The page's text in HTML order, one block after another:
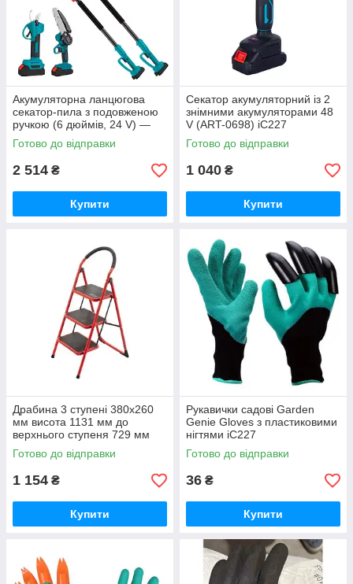
Акумуляторна ланцюгова
секатор-пила з подовженою
ручкою (6 дюймів, 24 V) —
ART-0697 iC227
Готово до відправки
2 514 ₴
Купити
Секатор акумуляторний із 2
знімними акумуляторами 48
V (ART-0698) iC227
Готово до відправки
1 040 ₴
Купити
Драбина 3 ступені 380х260
мм висота 1131 мм до
верхнього ступеня 729 мм
iC227
Готово до відправки
1 154 ₴
Купити
Рукавички садові Garden
Genie Gloves з пластиковими
нігтями iC227
Готово до відправки
36 ₴
Купити